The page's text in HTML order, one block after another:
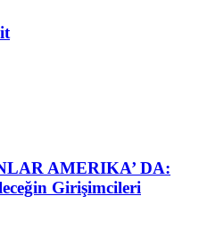
AMERIKA’ DA:
Girişimcileri